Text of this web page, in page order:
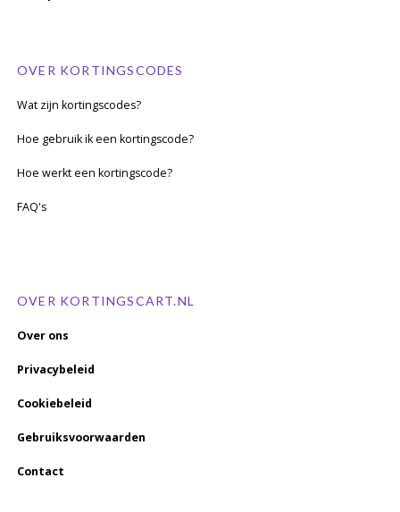
OVER KORTINGSCODES
Wat zijn kortingscodes?
Hoe gebruik ik een kortingscode?
Hoe werkt een kortingscode?
FAQ's
OVER KORTINGSCART.NL
Over ons
Privacybeleid
Cookiebeleid
Gebruiksvoorwaarden
Contact